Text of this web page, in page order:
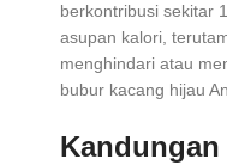
berkontribusi sekitar
asupan kalori,
menghindari atau
bubur kacang hijau